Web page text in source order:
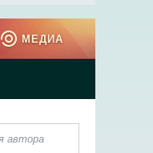
МЕДИА